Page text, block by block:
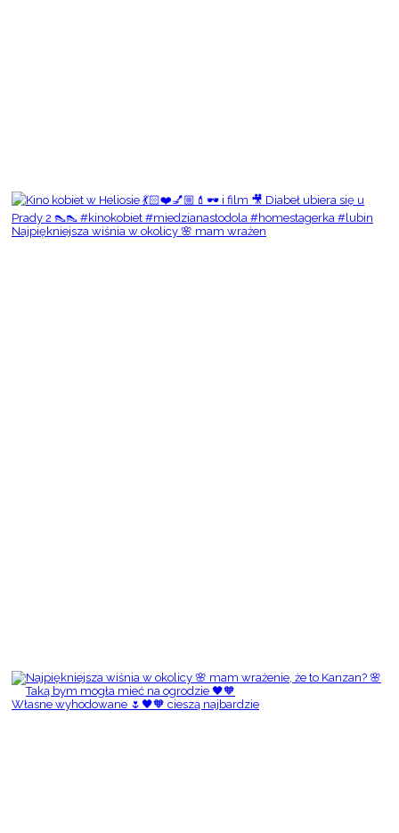
Najpiękniejsza wiśnia w okolicy 🌸 mam wrażen
Własne wyhodowane 🌷🖤🧡 cieszą najbardzie